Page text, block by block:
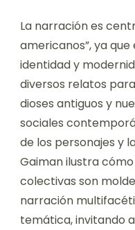
La narración es
americanos”, ya
identidad y
diversos relatos
dioses antiguos y
sociales
de los personajes y
Gaiman ilustra
colectivas son
narración
temática, invitando